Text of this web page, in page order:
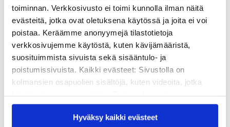
toiminnan. Verkkosivusto ei toimi kunnolla ilman näitä
evästeitä, jotka ovat oletuksena käytössä ja joita ei voi
poistaa. Keräämme anonyymejä tilastotietoja
verkkosivujemme käytöstä, kuten kävijämääristä,
suosituimmista sivuista sekä sisääntulo- ja
poistumissivuista. Kaikki evästeet: Sivustolla on
kolmansien osapuolien sisältöjä, kuten videoita, jotka
saattaa estää näiden sisältöjen näkymisen.
Hyväksymällä kaikki evästeet varmistat, että kaikki
Hyväksy kaikki evästeet
Aiemmin Soulissa:
Juttukooste Kansanvalistusseuran
mediakoulutushankkeesta Palestiinassa
on 38-vuotias on opintovapaalla oleva sosiologian